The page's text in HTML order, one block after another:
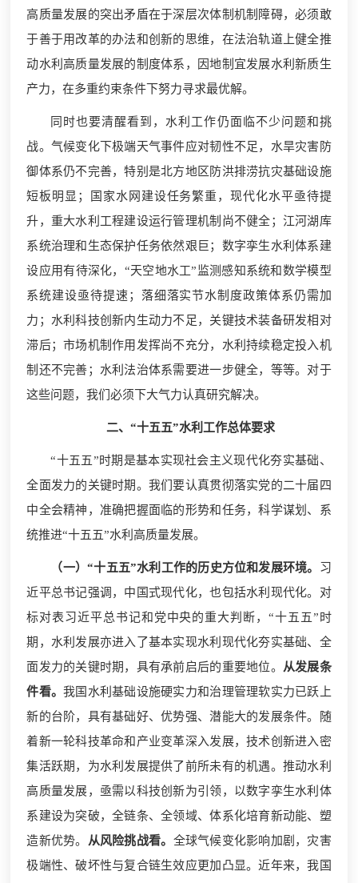
高质量发展的突出矛盾在于深层次体制机制障碍，必须敢
于善于用改革的办法和创新的思维，在法治轨道上健全推
动水利高质量发展的制度体系，因地制宜发展水利新质生
产力，在多重约束条件下努力寻求最优解。
同时也要清醒看到，水利工作仍面临不少问题和挑
战。气候变化下极端天气事件应对韧性不足，水旱灾害防
御体系仍不完善，特别是北方地区防洪排涝抗灾基础设施
短板明显；国家水网建设任务繁重，现代化水平亟待提
升，重大水利工程建设运行管理机制尚不健全；江河湖库
系统治理和生态保护任务依然艰巨；数字孪生水利体系建
设应用有待深化，“天空地水工”监测感知系统和数学模型
系统建设亟待提速；落细落实节水制度政策体系仍需加
力；水利科技创新内生动力不足，关键技术装备研发相对
滞后；市场机制作用发挥尚不充分，水利持续稳定投入机
制还不完善；水利法治体系需要进一步健全，等等。对于
这些问题，我们必须下大气力认真研究解决。
二、“十五五”水利工作总体要求
“十五五”时期是基本实现社会主义现代化夯实基础、
全面发力的关键时期。我们要认真贯彻落实党的二十届四
中全会精神，准确把握面临的形势和任务，科学谋划、系
统推进“十五五”水利高质量发展。
（一）“十五五”水利工作的历史方位和发展环境。 习
近平总书记强调，中国式现代化，也包括水利现代化。对
标对表习近平总书记和党中央的重大判断，“十五五”时
期，水利发展亦进入了基本实现水利现代化夯实基础、全
面发力的关键时期，具有承前启后的重要地位。 从发展条
件看。我国水利基础设施硬实力和治理管理软实力已跃上
新的台阶，具有基础好、优势强、潜能大的发展条件。随
着新一轮科技革命和产业变革深入发展，技术创新进入密
集活跃期，为水利发展提供了前所未有的机遇。推动水利
高质量发展，亟需以科技创新为引领，以数字孪生水利体
系建设为突破，全链条、全领域、体系化培育新动能、塑
造新优势。 从风险挑战看。 全球气候变化影响加剧，灾害
极端性、破坏性与复合链生效应更加凸显。近年来，我国